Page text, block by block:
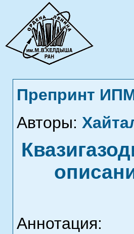
Препринт
Авторы:
Аннотация: